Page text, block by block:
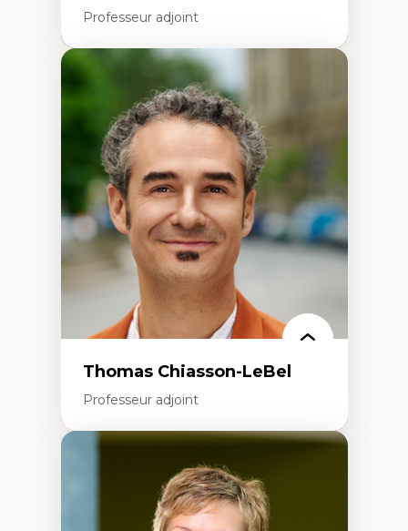
Professeur adjoint
Économie circulaire
Modèles d’affaires durables
Histoire des faits économiques
Gestion durable des ressources naturelles
Écologie industrielle
Aménagement durable du territoire
Développement régional
Coopératives
Télétravail en milieu rural francophone
Transition socio-écologique
Thomas Chiasson-LeBel
Professeur adjoint
Théories du développement
Économie politique comparée
Élites économiques